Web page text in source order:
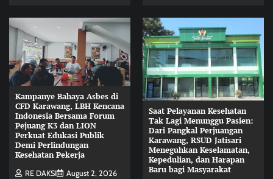
Kampanye Bahaya Asbes di
CFD Karawang, LBH Kencana
Indonesia Bersama Forum
Pejuang K3 dan LION
Perkuat Edukasi Publik
Demi Perlindungan
Kesehatan Pekerja
RE DAKSI
August 2, 2026
Saat Pelayanan Kesehatan
Tak Lagi Menunggu Pasien:
Dari Pangkal Perjuangan
Karawang, RSUD Jatisari
Meneguhkan Keselamatan,
Kepedulian, dan Harapan
Baru bagi Masyarakat